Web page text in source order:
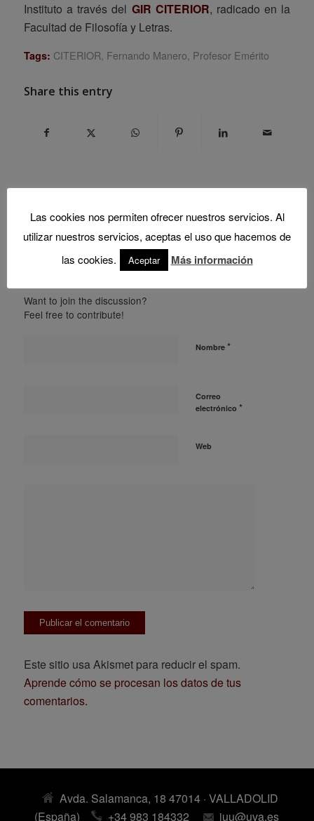
Instituto a través del GIR CITERIOR, radicado en la
Facultad de Filosofía y Letras.
Tags: CITERIOR Fernando Manero Profesor Emérito
Share this entry
0
REPLIES
Leave a Reply
Want to join the discussion?
Feel free to contribute!
Nombre *
Correo
electrónico *
Web
Este sitio usa Akismet para reducir el spam.
Aprende cómo se procesan los datos de tus
comentarios.
Avda. Salamanca, 18 47014 · VALLADOLID
(España)
+34 983 184332 iuu@uva.es
Las cookies nos permiten ofrecer nuestros servicios. Al
utilizar nuestros servicios, aceptas el uso que hacemos de
las cookies.
Aceptar Más información